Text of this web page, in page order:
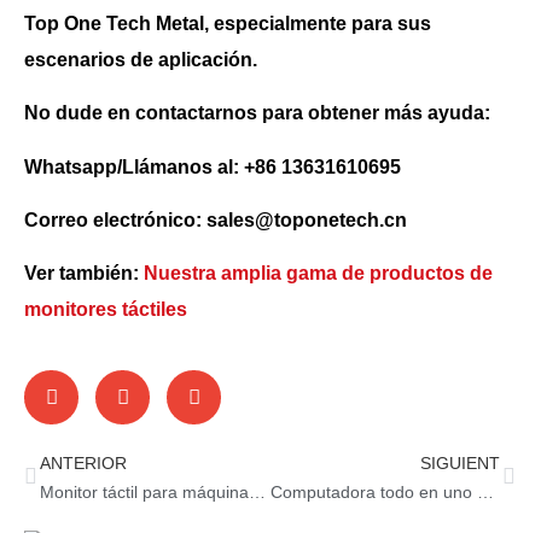
Top One Tech Metal, especialmente para sus
escenarios de aplicación.
No dude en contactarnos para obtener más ayuda:
Whatsapp/Llámanos al: +86 13631610695
Correo electrónico: sales@toponetech.cn
Ver también: Nuestra amplia gama de productos de
monitores táctiles
ANTERIOR
SIGUIENT